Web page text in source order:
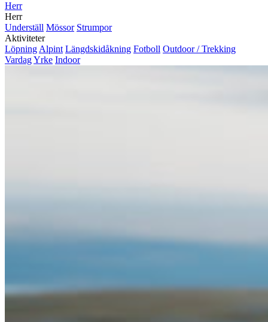
Herr
Herr
Underställ Mössor Strumpor
Aktiviteter
Löpning Alpint Längdskidåkning Fotboll Outdoor / Trekking
VardagYrke Indoor